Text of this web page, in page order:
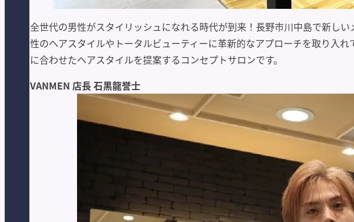
全世代の男性がスタイリッシュになれる時代が到来！長野市川中島で新し
性のヘアスタイルやトータルビューティーに革新的なアプローチを取り入
に合わせたヘアスタイルを提案するコンセプトサロンです。
VANMEN 店長 石黒龍誉士